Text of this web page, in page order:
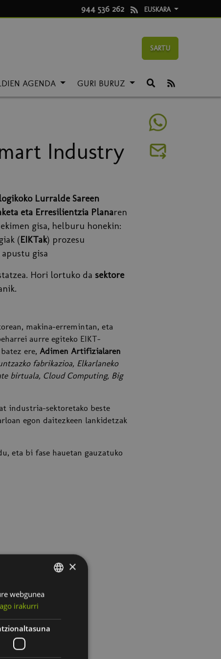
944 536 262 EUSKARA
SARTU
AGENDA GURI BURUZ
Industry
Lurralde Sareen
eta Erresilientzia Planaren
gisa, helburu honekin:
(EIKTak) prozesu
gisa
Hori lortuko da sektore
makina-erremintan, eta
aurre egiteko EIKT-
ere, Adimen Artifizialaren
fabrikazioa, Elkarlaneko
birtuala, Cloud Computing, Big
industria-sektoretako beste
egon daitezkeen lankidetzak
eta bi fase hauetan gauzatuko
×
webgunea
irakurri